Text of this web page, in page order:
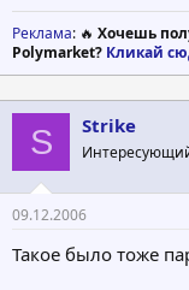
Реклама: 🔥 Хочешь
Polymarket? Кликай
S Strike
09.12.2006
Такое было тоже